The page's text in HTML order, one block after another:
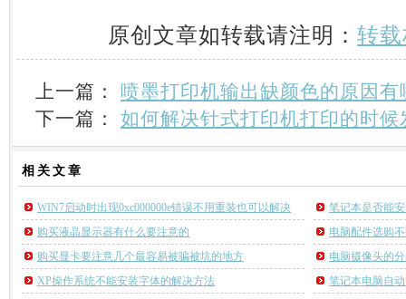
原创文章如转载请注明： 转
上一篇： 喷墨打印机输出缺颜色的原因有
下一篇： 如何解决针式打印机打印的时候
相关 文章
WIN7启动时出现0xc000000e错误不用重装也可以解决
笔记本是否能
购买液晶显示器有什么要注意的
电脑配件选购
购买显卡要注意几个最容易被骗被坑的地方
电脑摄像头的
XP操作系统不能安装字体的解决方法
笔记本电脑自